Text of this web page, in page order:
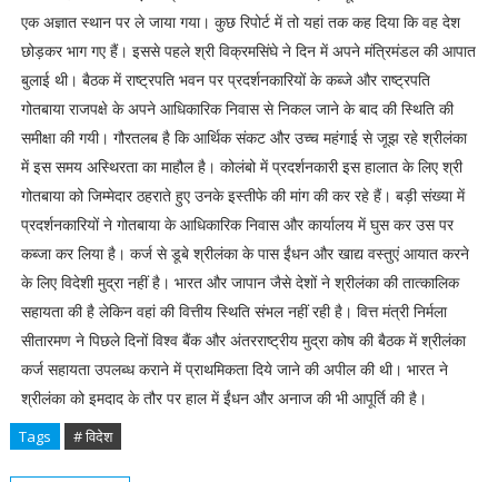
एक अज्ञात स्थान पर ले जाया गया। कुछ रिपोर्ट में तो यहां तक ​​कह दिया कि वह देश
छोड़कर भाग गए हैं। इससे पहले श्री विक्रमसिंघे ने दिन में अपने मंत्रिमंडल की आपात
बुलाई थी। बैठक में राष्ट्रपति भवन पर प्रदर्शनकारियों के कब्जे और राष्ट्रपति
गोतबाया राजपक्षे के अपने आधिकारिक निवास से निकल जाने के बाद की स्थिति की
समीक्षा की गयी। गौरतलब है कि आर्थिक संकट और उच्च महंगाई से जूझ रहे श्रीलंका
में इस समय अस्थिरता का माहौल है। कोलंबो में प्रदर्शनकारी इस हालात के लिए श्री
गोतबाया को जिम्मेदार ठहराते हुए उनके इस्तीफे की मांग की कर रहे हैं। बड़ी संख्या में
प्रदर्शनकारियों ने गोतबाया के आधिकारिक निवास और कार्यालय में घुस कर उस पर
कब्जा कर लिया है। कर्ज से डूबे श्रीलंका के पास ईंधन और खाद्य वस्तुएं आयात करने
के लिए विदेशी मुद्रा नहीं है। भारत और जापान जैसे देशों ने श्रीलंका की तात्कालिक
सहायता की है लेकिन वहां की वित्तीय स्थिति संभल नहीं रही है। वित्त मंत्री निर्मला
सीतारमण ने पिछले दिनों विश्व बैंक और अंतरराष्ट्रीय मुद्रा कोष की बैठक में श्रीलंका
कर्ज सहायता उपलब्ध कराने में प्राथमिकता दिये जाने की अपील की थी। भारत ने
श्रीलंका को इमदाद के तौर पर हाल में ईंधन और अनाज की भी आपूर्ति की है।
Tags # विदेश